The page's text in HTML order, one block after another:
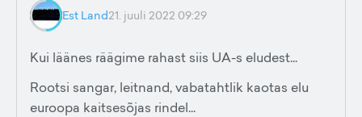
Est Land21. juuli 2022 09:29
Kui läänes räägime rahast siis UA-s eludest...
Rootsi sangar, leitnand, vabatahtlik kaotas elu
euroopa kaitsesõjas rindel...